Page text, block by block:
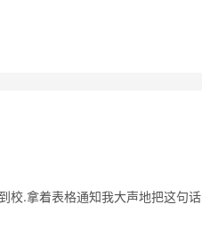
.拿着表格通知我大声地把这句话